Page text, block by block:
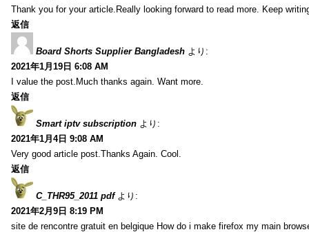
Thank you for your article.Really looking forward to read more. Keep
返信
Board Shorts Supplier Bangladesh より:
2021年1月19日 6:08 AM
I value the post.Much thanks again. Want more.
返信
Smart iptv subscription より:
2021年1月4日 9:08 AM
Very good article post.Thanks Again. Cool.
返信
C_THR95_2011 pdf より:
2021年2月9日 8:19 PM
site de rencontre gratuit en belgique How do i make firefox my main